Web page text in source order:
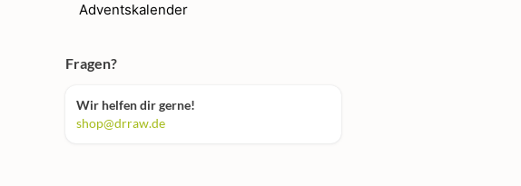
Adventskalender
Fragen?
Wir helfen dir gerne!
shop@drraw.de